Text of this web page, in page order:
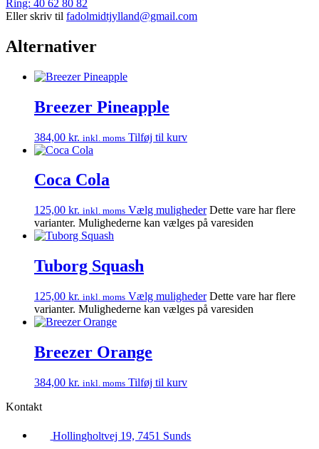
Ring: 40 62 80 82
Eller skriv til fadolmidtjylland@gmail.com
Alternativer
Breezer Pineapple
384,00 kr. inkl. moms Tilføj til kurv
Coca Cola
125,00 kr. inkl. moms Vælg muligheder Dette vare har flere
varianter. Mulighederne kan vælges på varesiden
Tuborg Squash
125,00 kr. inkl. moms Vælg muligheder Dette vare har flere
varianter. Mulighederne kan vælges på varesiden
Breezer Orange
384,00 kr. inkl. moms Tilføj til kurv
Kontakt
Hollingholtvej 19, 7451 Sunds